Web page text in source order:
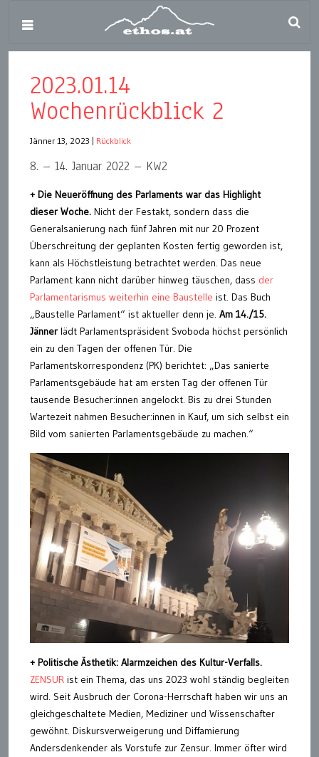
2023.01.14
Wochenrückblick 2
Jänner 13, 2023 Rückblick
8. – 14. Januar 2022 – KW2
+ Die Neueröffnung des Parlaments war das Highlight
dieser Woche. Nicht der Festakt, sondern dass die
Generalsanierung nach fünf Jahren mit nur 20 Prozent
Überschreitung der geplanten Kosten fertig geworden ist,
kann als Höchstleistung betrachtet werden. Das neue
Parlament kann nicht darüber hinweg täuschen, dass der
Parlamentarismus weiterhin eine Baustelle ist. Das Buch
„Baustelle Parlament“ ist aktueller denn je. Am 14./15.
Jänner lädt Parlamentspräsident Svoboda höchst persönlich
ein zu den Tagen der offenen Tür. Die
Parlamentskorrespondenz (PK) berichtet: „Das sanierte
Parlamentsgebäude hat am ersten Tag der offenen Tür
tausende Besucher:innen angelockt. Bis zu drei Stunden
Wartezeit nahmen Besucher:innen in Kauf, um sich selbst ein
Bild vom sanierten Parlamentsgebäude zu machen.“
+ Politische Ästhetik: Alarmzeichen des Kultur-Verfalls.
ZENSUR ist ein Thema, das uns 2023 wohl ständig begleiten
wird. Seit Ausbruch der Corona-Herrschaft haben wir uns an
gleichgeschaltete Medien, Mediziner und Wissenschafter
gewöhnt. Diskursverweigerung und Diffamierung
Andersdenkender als Vorstufe zur Zensur. Immer öfter wird